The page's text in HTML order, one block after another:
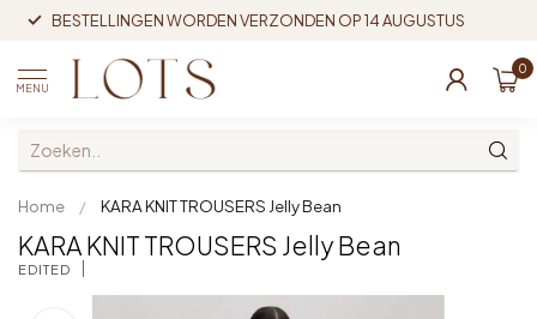
BESTELLINGEN WORDEN VERZONDEN OP 14 AUGUSTUS
MENU
0
Home / KARA KNIT TROUSERS Jelly Bean
KARA KNIT TROUSERS Jelly Bean
EDITED